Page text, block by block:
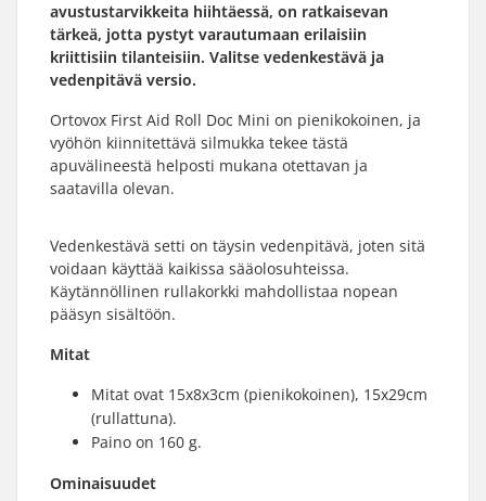
avustustarvikkeita hiihtäessä, on ratkaisevan
tärkeä, jotta pystyt varautumaan erilaisiin
kriittisiin tilanteisiin. Valitse vedenkestävä ja
vedenpitävä versio.
Ortovox First Aid Roll Doc Mini on pienikokoinen, ja
vyöhön kiinnitettävä silmukka tekee tästä
apuvälineestä helposti mukana otettavan ja
saatavilla olevan.
Vedenkestävä setti on täysin vedenpitävä, joten sitä
voidaan käyttää kaikissa sääolosuhteissa.
Käytännöllinen rullakorkki mahdollistaa nopean
pääsyn sisältöön.
Mitat
Mitat ovat 15x8x3cm (pienikokoinen), 15x29cm
(rullattuna).
Paino on 160 g.
Ominaisuudet